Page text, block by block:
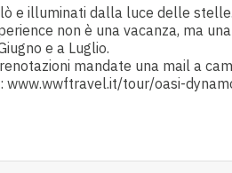
e illuminati dalla luce delle stelle.
non è una vacanza, ma
e a Luglio.
mandate una mail a
www.wwftravel.it/tour/oasi-